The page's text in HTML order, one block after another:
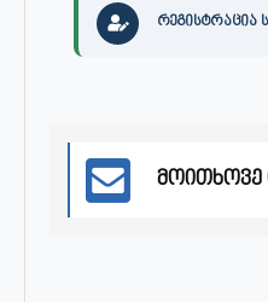
რეგისტრაცია
მოითხოვე